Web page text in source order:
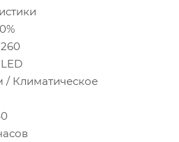
Климатическое